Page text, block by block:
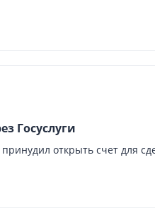
Госуслуги
открыть счет для